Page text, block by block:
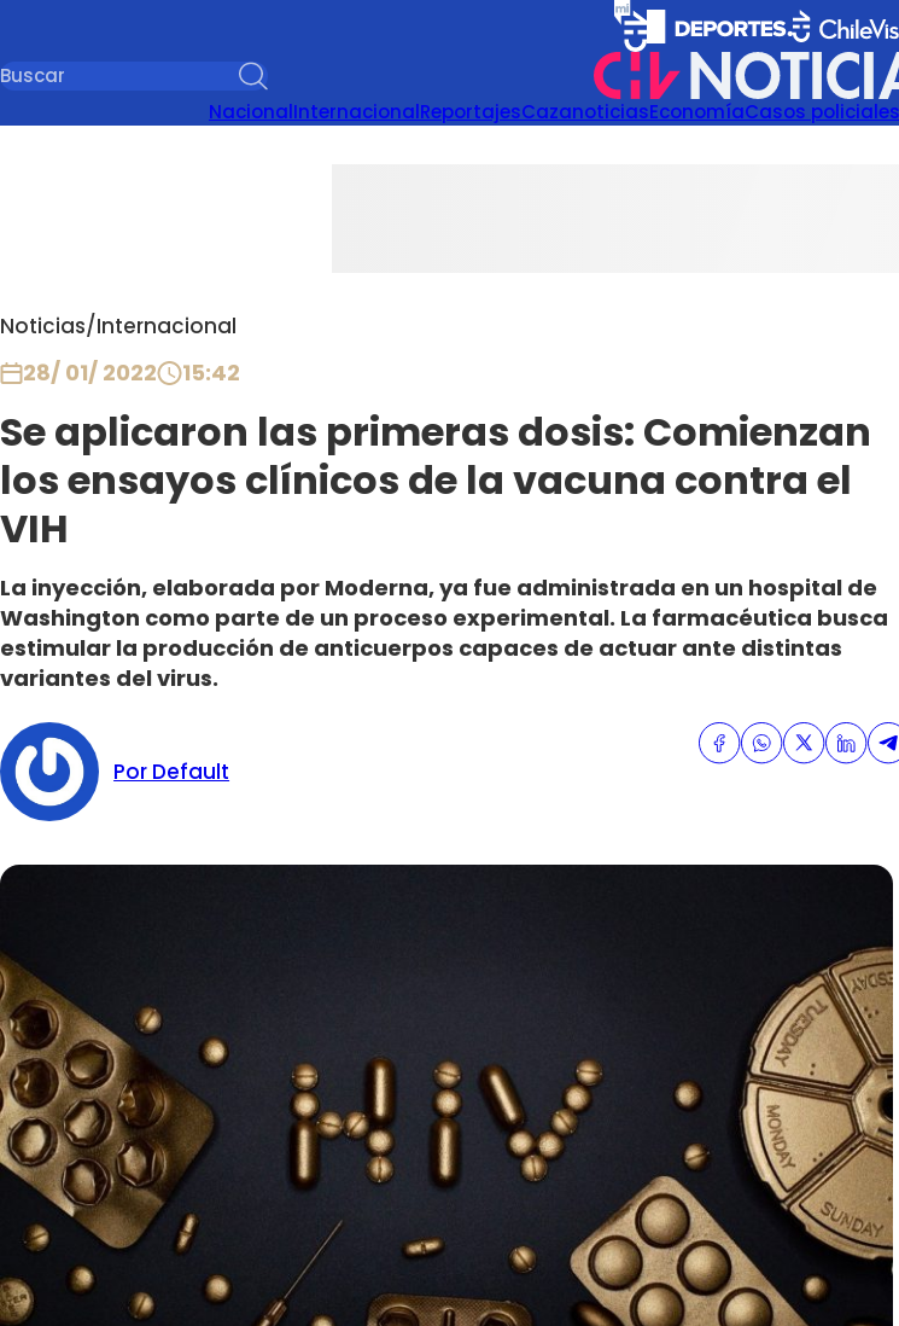
NacionalInternacionalReportajesCazanoticiasEconomíaCasos policiales
Noticias/Internacional
28/ 01/ 2022 15:42
Se aplicaron las primeras dosis: Comienzan
los ensayos clínicos de la vacuna contra el
VIH
La inyección, elaborada por Moderna, ya fue administrada en un hospital de
Washington como parte de un proceso experimental. La farmacéutica busca
estimular la producción de anticuerpos capaces de actuar ante distintas
variantes del virus.
Por Default